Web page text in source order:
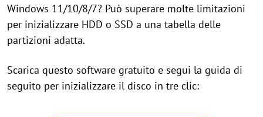
Windows 11/10/8/7? Può superare molte limitazioni
per inizializzare HDD o SSD a una tabella delle
partizioni adatta.
Scarica questo software gratuito e segui la guida di
seguito per inizializzare il disco in tre clic: